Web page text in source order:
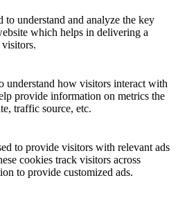
to understand and analyze the key
which helps in delivering a
visitors.
understand how visitors interact with
provide information on metrics the
traffic source, etc.
to provide visitors with relevant ads
cookies track visitors across
to provide customized ads.